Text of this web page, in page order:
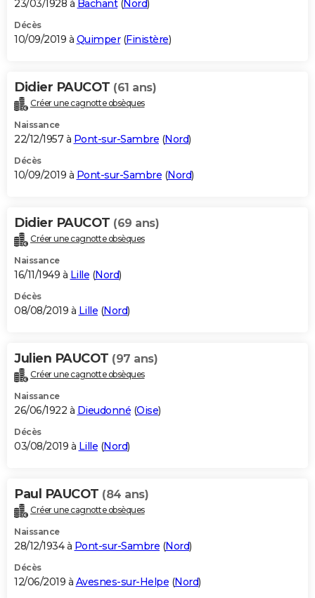
23/03/1928 à Bachant(Nord)
Décès
10/09/2019 à Quimper(Finistère)
Didier PAUCOT (61 ans)
Créer une cagnotte obsèques
Naissance
22/12/1957 à Pont-sur-Sambre (Nord)
Décès
10/09/2019 à Pont-sur-Sambre (Nord)
Didier PAUCOT (69 ans)
Créer une cagnotte obsèques
Naissance
16/11/1949 à Lille (Nord)
Décès
08/08/2019 à Lille (Nord)
Julien PAUCOT (97 ans)
Créer une cagnotte obsèques
Naissance
26/06/1922 à Dieudonné (Oise)
Décès
03/08/2019 à Lille (Nord)
Paul PAUCOT (84 ans)
Créer une cagnotte obsèques
Naissance
28/12/1934 à Pont-sur-Sambre (Nord)
Décès
12/06/2019 à Avesnes-sur-Helpe (Nord)